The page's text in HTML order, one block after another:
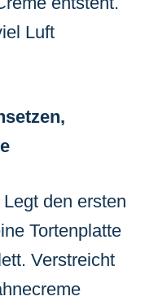
Luft
den ersten
Tortenplatte
Verstreicht